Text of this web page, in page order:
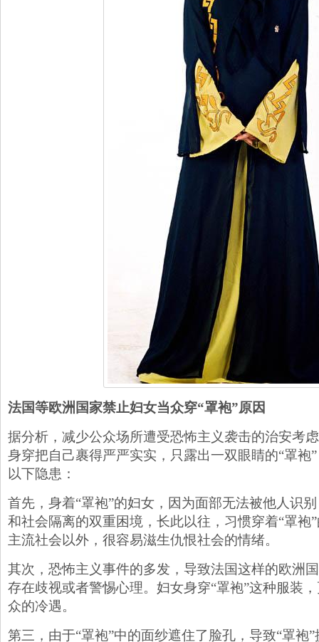
法国等欧洲国家禁止妇女当众穿“罩袍”原因
据分析，减少公众场所遭受恐怖主义袭击的治安考
身穿把自己裹得严严实实，只露出一双眼睛的“罩袍
以下隐患：
首先，身着“罩袍”的妇女，因为面部无法被他人识
和社会隔离的双重困境，长此以往，习惯穿着“罩袍
主流社会以外，很容易滋生仇恨社会的情绪。
其次，恐怖主义事件的多发，导致法国这样的欧洲
存在歧视或者警惕心理。妇女身穿“罩袍”这种服装
众的冷遇。
第三，由于“罩袍”中的面纱遮住了脸孔，导致“罩袍